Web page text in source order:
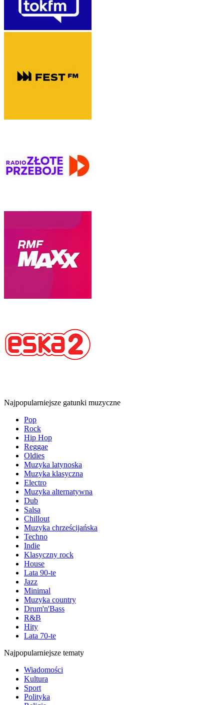
Najpopularniejsze gatunki muzyczne
Pop
Rock
Hip Hop
Reggae
Oldies
Muzyka latynoska
Muzyka klasyczna
Electro
Muzyka alternatywna
Dub
Salsa
Chillout
Muzyka chrześcijańska
Techno
Indie
Klasyczny rock
House
Lata 90-te
Jazz
Minimal
Muzyka country
Drum'n'Bass
R&B
Hity
Lata 70-te
Najpopularniejsze tematy
Wiadomości
Kultura
Sport
Polityka